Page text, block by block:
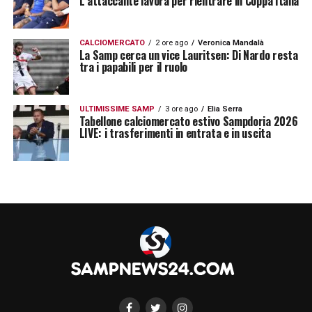
GATTUSO –«Magari, lo amo, ma già mi ha
detto no una volta e poi io gli ho portato
fortuna. Lui è un bravo motivatore, ha uno
staff tecnico importante».
D’AVERSA– «D’Aversa? Fuochino. Devo
prendere un allenatore simile a Ranieri, di
venti anni più piccolo e che faccia giocare i
GIAMPAOLO, IACHINI, PIRLO– «Giampaolo
e Iachini? Acqua. Pirlo? Mi sarebbe molto
piaciuto, ci ho pensato tanto ma Andrea è
veramente un fuoriclasse»
CALCIOMERCATO 2 ore ago Veronica Mandalà
La Samp cerca un vice Lauritsen: Di Nardo resta
tra i papabili per il ruolo
ULTIMISSIME SAMP 3 ore ago Elia Serra
Tabellone calciomercato estivo Sampdoria 2026
LIVE: i trasferimenti in entrata e in uscita